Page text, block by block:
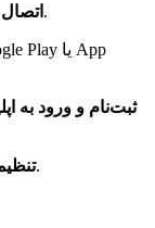
: از آداپتور مخصوص استفاده کنید.
ثبت‌نام و ورود به
برای دید بهتر.